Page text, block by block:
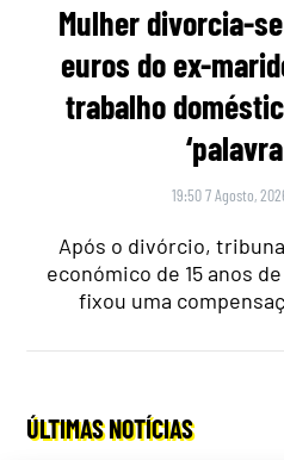
Mulher divorcia-
euros do ex-
trabalho
19:50 7 Agosto,
Após o divórcio,
económico de 15 anos
fixou uma
ÚLTIMAS NOTÍCIAS